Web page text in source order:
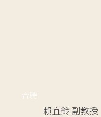
合聘
賴宜鈴 副教授